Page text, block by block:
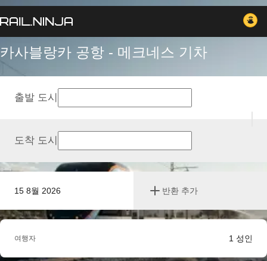
카사블랑카 공항 - 메크네스 기차
15 8월 2026 반환 추가
출발 도시
도착 도시
여행자 1 성인